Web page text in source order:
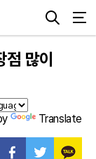
많이
Translate